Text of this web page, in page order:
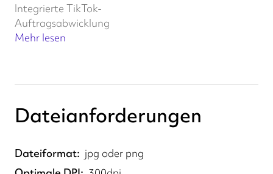
Integrierte TikTok-
Auftragsabwicklung
Mehr lesen
Dateianforderungen
Dateiformat
jpg oder png